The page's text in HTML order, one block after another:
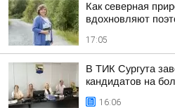
Как северная
вдохновляют
17:05
В ТИК Сургута
кандидатов на
16:06